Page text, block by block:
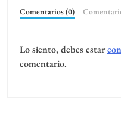
Comentarios (0)
Lo siento, debes estar
comentario.